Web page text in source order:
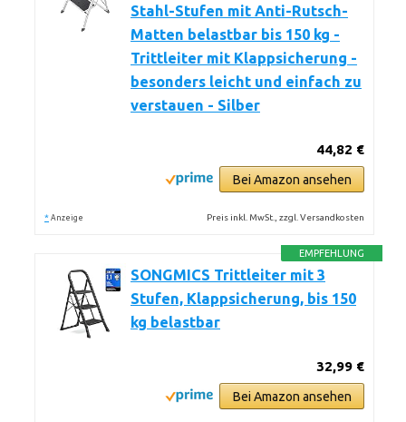
Stahl-Stufen mit Anti-Rutsch-
Matten belastbar bis 150 kg -
Trittleiter mit Klappsicherung -
besonders leicht und einfach zu
verstauen - Silber
44,82 €
Bei Amazon ansehen
* Anzeige Preis inkl. MwSt., zzgl. Versandkosten
EMPFEHLUNG
SONGMICS Trittleiter mit 3
Stufen, Klappsicherung, bis 150
kg belastbar
32,99 €
Bei Amazon ansehen